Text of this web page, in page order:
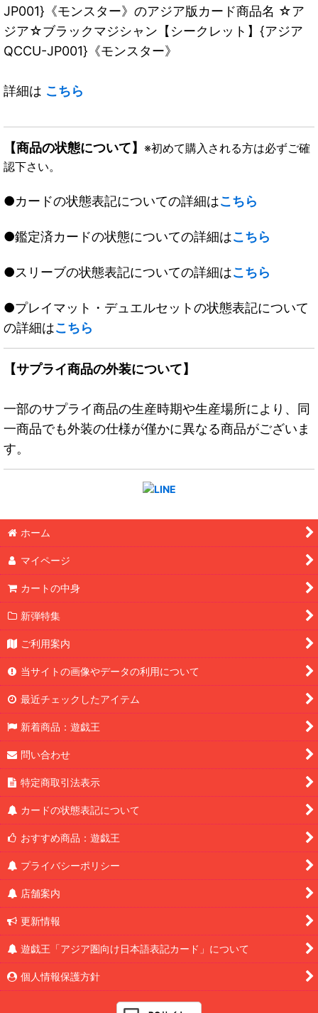
JP001}《モンスター》のアジア版カード商品名 ☆ア
ジア☆ブラックマジシャン【シークレット】{アジア
QCCU-JP001}《モンスター》
詳細は こちら
【商品の状態について】 ※初めて購入される方は必ずご確
認下さい。
●カードの状態表記についての詳細はこちら
●鑑定済カードの状態についての詳細はこちら
●スリーブの状態表記についての詳細はこちら
●プレイマット・デュエルセットの状態表記について
の詳細はこちら
【サプライ商品の外装について】
一部のサプライ商品の生産時期や生産場所により、同
一商品でも外装の仕様が僅かに異なる商品がございま
す。
ホーム
マイページ
カートの中身
新弾特集
ご利用案内
当サイトの画像やデータの利用について
最近チェックしたアイテム
新着商品：遊戯王
問い合わせ
特定商取引法表示
カードの状態表記について
おすすめ商品：遊戯王
プライバシーポリシー
店舗案内
更新情報
遊戯王「アジア圏向け日本語表記カード」について
個人情報保護方針